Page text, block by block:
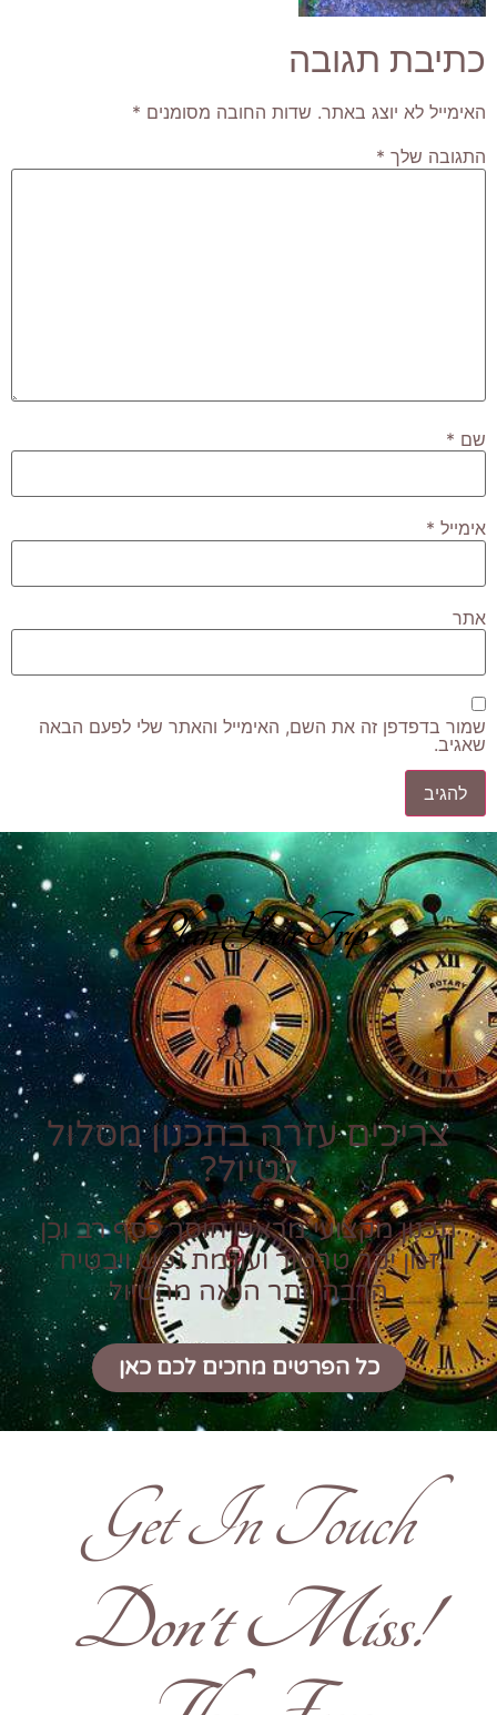
כתיבת תגובה
האימייל לא יוצג באתר. שדות החובה מסומנים *
התגובה שלך *
שם *
אימייל *
אתר
שמור בדפדפן זה את השם, האימייל והאתר שלי לפעם הבאה
שאגיב.
Plan Your Trip
צריכים עזרה בתכנון מסלול
לטיול?
תכנון מקצועי מראש חוסך כסף רב וכן
זמן יקר טרטור ועוגמת נפש ויבטיח
הרבה יותר הנאה מהטיול
כל הפרטים מחכים לכם כאן
Get In Touch
!Don't Miss